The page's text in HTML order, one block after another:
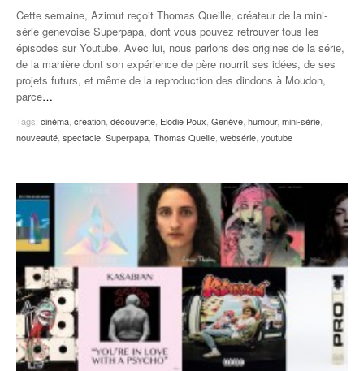
Cette semaine, Azimut reçoit Thomas Queille, créateur de la mini-
série genevoise Superpapa, dont vous pouvez retrouver tous les
épisodes sur Youtube. Avec lui, nous parlons des origines de la série,
de la manière dont son expérience de père nourrit ses idées, de ses
projets futurs, et même de la reproduction des dindons à Moudon,
parce…
Tags: cinéma creation découverte Elodie Poux Genève humour, mini-série
nouveauté spectacle Superpapa Thomas Queille websérie youtube